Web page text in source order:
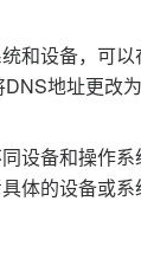
和设备，可
地址更改
设备和操作
体的设备或系